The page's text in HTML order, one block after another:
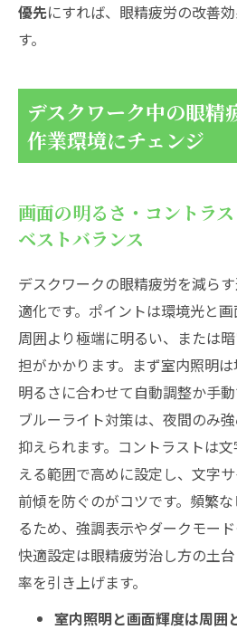
優先にすれば、眼精疲労の改善
す。
デスクワーク中の眼精
作業環境にチェンジ
画面の明るさ・コントラ
ベストバランス
デスクワークの眼精疲労を減ら
適化です。ポイントは環境光と画
周囲より極端に明るい、または
担がかかります。まず室内照明
明るさに合わせて自動調整か手動
ブルーライト対策は、夜間のみ
抑えられます。コントラストは
える範囲で高めに設定し、文字
前傾を防ぐのがコツです。頻繁
るため、強調表示やダークモード
快適設定は眼精疲労治し方の土
率を引き上げます。
室内照明と画面輝度は周囲